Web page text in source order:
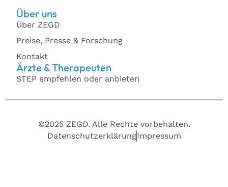
Über uns
Über ZEGD
Preise, Presse & Forschung
Kontakt
Ärzte & Therapeuten
STEP empfehlen oder anbieten
©2025 ZEGD. Alle Rechte vorbehalten.
DatenschutzerklärungImpressum